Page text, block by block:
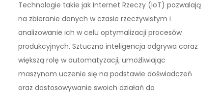
Technologie takie jak Internet Rzeczy (IoT) pozwalają
na zbieranie danych w czasie rzeczywistym i
analizowanie ich w celu optymalizacji procesów
produkcyjnych. Sztuczna inteligencja odgrywa coraz
większą rolę w automatyzacji, umożliwiając
maszynom uczenie się na podstawie doświadczeń
oraz dostosowywanie swoich działań do